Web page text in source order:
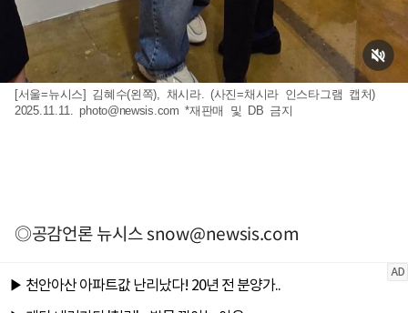
[서울=뉴시스] 김혜수(왼쪽), 채시라. (사진=채시라 인스타그램 캡처)
2025.11.11.photo@newsis.com *재판매 및 DB 금지
◎공감언론 뉴시스snow@newsis.com